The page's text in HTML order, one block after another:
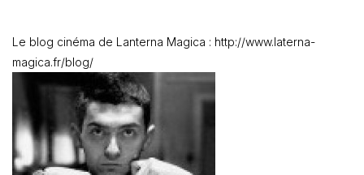
Le blog cinéma de Lanterna Magica : http://www.laterna-
magica.fr/blog/